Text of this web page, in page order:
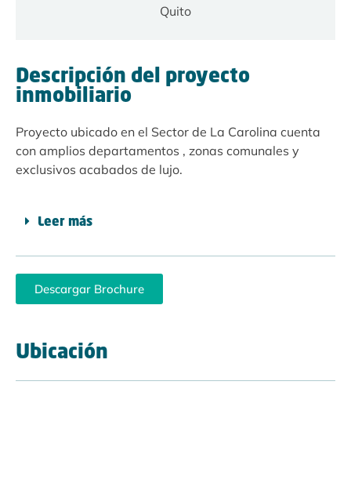
Quito
Descripción del proyecto
inmobiliario
Proyecto ubicado en el Sector de La Carolina cuenta
con amplios departamentos , zonas comunales y
exclusivos acabados de lujo.
Leer más
Descargar Brochure
Ubicación